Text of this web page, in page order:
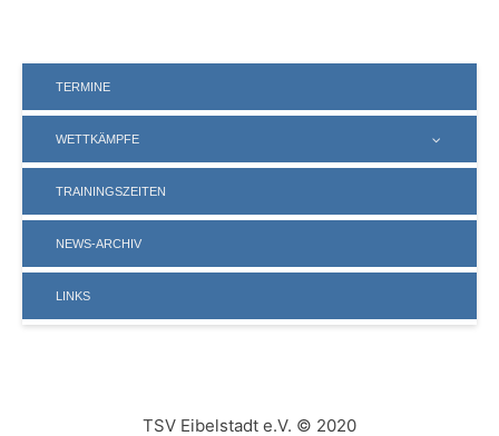
TERMINE
WETTKÄMPFE
TRAININGSZEITEN
NEWS-ARCHIV
LINKS
TSV Eibelstadt e.V. © 2020